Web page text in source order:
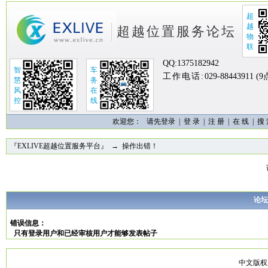
超越位置服务论坛
超
越
物
联
智
慧
风
控
车
务
在
线
QQ:1375182942
工作电话: 029-88443911 (9
欢迎您： 请先登录 | 登 录 注 册 在 线 搜
『EXLIVE超越位置服务平台』 → 操作出错！
论
错误信息：
只有登录用户和已经审核用户才能够发表帖子
中文版